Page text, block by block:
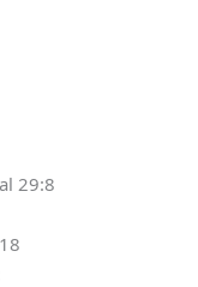
29:8